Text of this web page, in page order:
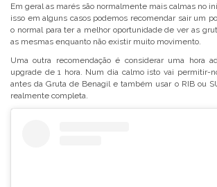
Em geral as marés são normalmente mais calmas no
isso em alguns casos podemos recomendar sair um
o normal para ter a melhor oportunidade de ver as
as mesmas enquanto não existir muito movimento.
Uma outra recomendação é considerar uma hora
upgrade de 1 hora. Num dia calmo isto vai permitir-
antes da Gruta de Benagil e também usar o RIB ou
realmente completa.